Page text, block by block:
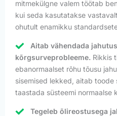
mitmekülgne valem töötab
kui seda kasutatakse
ohutult enamikku
Aitab vähendada
kõrgsurveprobleeme. Rikkis
ebanormaalset rõhu tõusu
sisemised lekked, aitab
taastada süsteemi normaalse
Tegeleb õlireostusega